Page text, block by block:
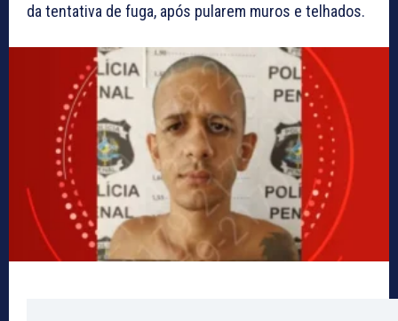
da tentativa de fuga, após pularem muros e telhados.